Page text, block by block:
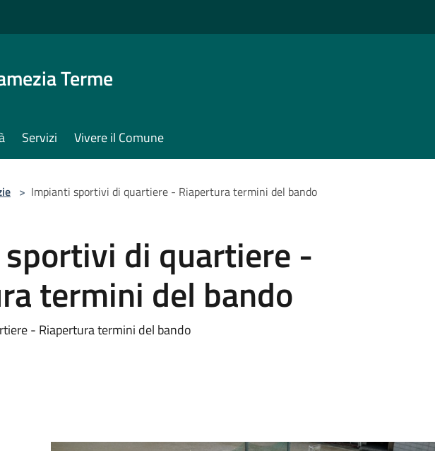
Terme
Servizi Vivere il Comune
> Impianti sportivi di quartiere - Riapertura termini del bando
di quartiere -
termini del bando
- Riapertura termini del bando